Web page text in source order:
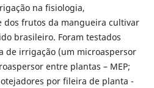
na fisiologia,
frutos da mangueira cultivar
brasileiro. Foram testados
de irrigação (um microaspersor
entre plantas – MEP;
por fileira de planta -